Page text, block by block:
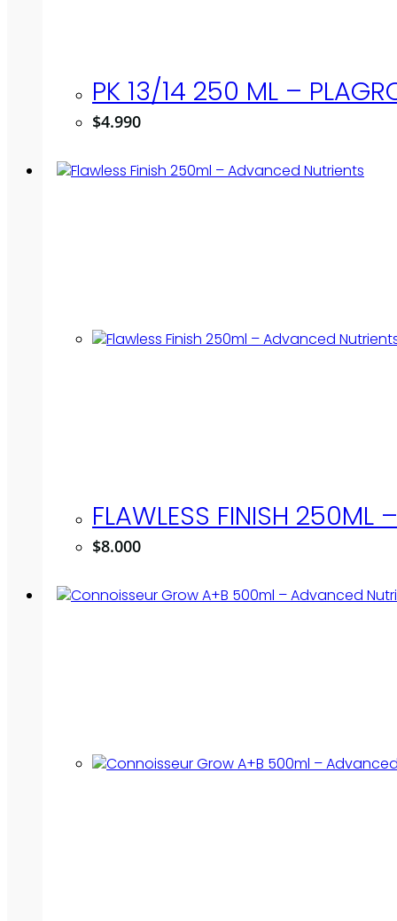
PK 13/14 250 ML –
$4.990
FLAWLESS FINISH 250ML
$8.000